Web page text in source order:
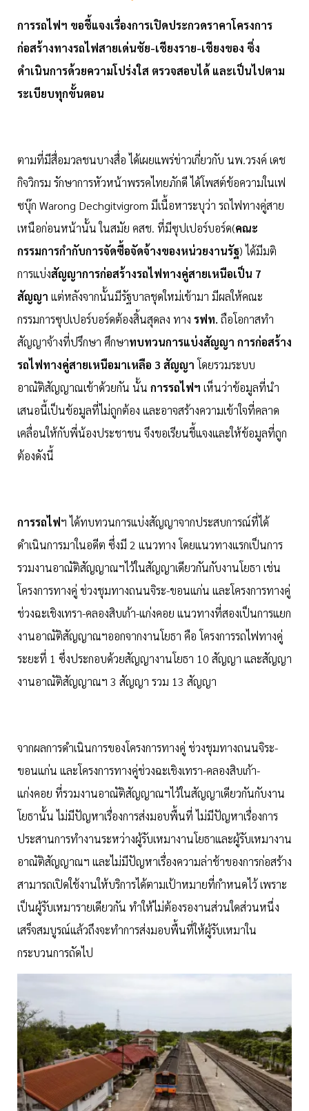
การรถไฟฯ ขอชี้แจงเรื่องการเปิดประกวดราคาโครงการ
ก่อสร้างทางรถไฟสายเด่นชัย-เชียงราย-เชียงของ ซึ่ง
ดำเนินการด้วยความโปร่งใส ตรวจสอบได้ และเป็นไปตาม
ระเบียบทุกขั้นตอน
ตามที่มีสื่อมวลชนบางสื่อ ได้เผยแพร่ข่าวเกี่ยวกับ นพ.วรงค์ เดช
กิจวิกรม รักษาการหัวหน้าพรรคไทยภักดี ได้โพสต์ข้อความในเฟ
ซบุ๊ก Warong Dechgitvigrom มีเนื้อหาระบุว่า รถไฟทางคู่สาย
เหนือก่อนหน้านั้น ในสมัย คสช. ที่มีซุปเปอร์บอร์ด(คณะ
กรรมการกำกับการจัดซื้อจัดจ้างของหน่วยงานรัฐ) ได้มีมติ
การแบ่งสัญญาการก่อสร้างรถไฟทางคู่สายเหนือเป็น 7
สัญญา แต่หลังจากนั้นมีรัฐบาลชุดใหม่เข้ามา มีผลให้คณะ
กรรมการซุปเปอร์บอร์ดต้องสิ้นสุดลง ทาง รฟท. ถือโอกาสทำ
สัญญาจ้างที่ปรึกษา ศึกษาทบทวนการแบ่งสัญญา การก่อสร้าง
รถไฟทางคู่สายเหนือมาเหลือ 3 สัญญา โดยรวมระบบ
อาณัติสัญญาณเข้าด้วยกัน นั้น การรถไฟฯ เห็นว่าข้อมูลที่นำ
เสนอนี้เป็นข้อมูลที่ไม่ถูกต้อง และอาจสร้างความเข้าใจที่คลาด
เคลื่อนให้กับพี่น้องประชาชน จึงขอเรียนชี้แจงและให้ข้อมูลที่ถูก
ต้องดังนี้
การรถไฟฯ ได้ทบทวนการแบ่งสัญญาจากประสบการณ์ที่ได้
ดำเนินการมาในอดีต ซึ่งมี 2 แนวทาง โดยแนวทางแรกเป็นการ
รวมงานอาณัติสัญญาณฯไว้ในสัญญาเดียวกันกับงานโยธา เช่น
โครงการทางคู่ ช่วงชุมทางถนนจิระ-ขอนแก่น และโครงการทางคู่
ช่วงฉะเชิงเทรา-คลองสิบเก้า-แก่งคอย แนวทางที่สองเป็นการแยก
งานอาณัติสัญญาณฯออกจากงานโยธา คือ โครงการรถไฟทางคู่
ระยะที่ 1 ซึ่งประกอบด้วยสัญญางานโยธา 10 สัญญา และสัญญา
งานอาณัติสัญญาณฯ 3 สัญญา รวม 13 สัญญา
จากผลการดำเนินการของโครงการทางคู่ ช่วงชุมทางถนนจิระ-
ขอนแก่น และโครงการทางคู่ช่วงฉะเชิงเทรา-คลองสิบเก้า-
แก่งคอย ที่รวมงานอาณัติสัญญาณฯไว้ในสัญญาเดียวกันกับงาน
โยธานั้น ไม่มีปัญหาเรื่องการส่งมอบพื้นที่ ไม่มีปัญหาเรื่องการ
ประสานการทำงานระหว่างผู้รับเหมางานโยธาและผู้รับเหมางาน
อาณัติสัญญาณฯ และไม่มีปัญหาเรื่องความล่าช้าของการก่อสร้าง
สามารถเปิดใช้งานให้บริการได้ตามเป้าหมายที่กำหนดไว้ เพราะ
เป็นผู้รับเหมารายเดียวกัน ทำให้ไม่ต้องรองานส่วนใดส่วนหนึ่ง
เสร็จสมบูรณ์แล้วถึงจะทำการส่งมอบพื้นที่ให้ผู้รับเหมาใน
กระบวนการถัดไป